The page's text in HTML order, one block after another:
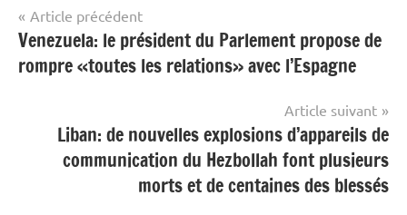
Navigation
de
l’article
Article précédent
Venezuela: le président du Parlement propose de
rompre «toutes les relations» avec l’Espagne
Article suivant
Liban: de nouvelles explosions d’appareils de
communication du Hezbollah font plusieurs
morts et de centaines des blessés